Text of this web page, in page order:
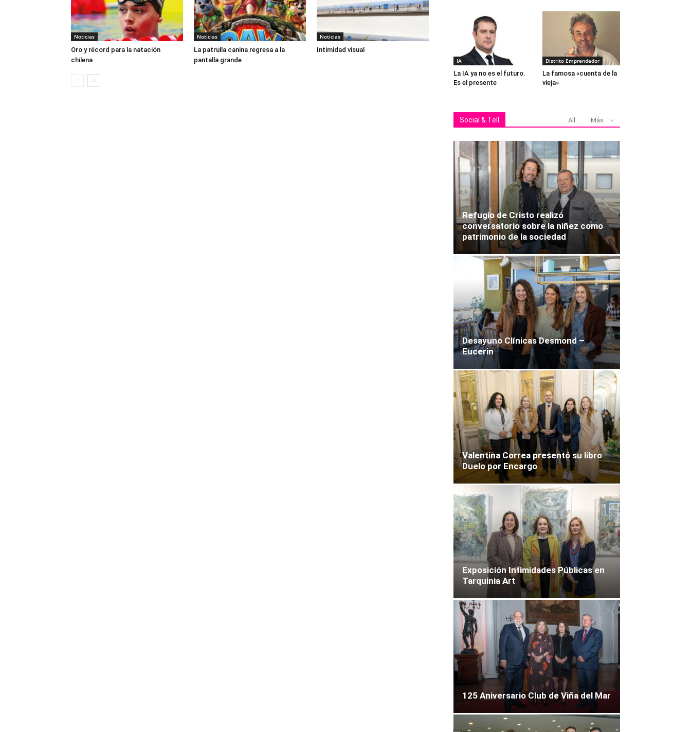
Noticias
Oro y récord para la natación
chilena
Noticias
La patrulla canina regresa a la
pantalla grande
Noticias
Intimidad visual
IA
La IA ya no es el futuro.
Es el presente
Distrito Emprendedor
La famosa «cuenta de la
vieja»
Social & Tell All Más
Refugio de Cristo realizó
conversatorio sobre la niñez como
patrimonio de la sociedad
Desayuno Clínicas Desmond –
Eucerin
Valentina Correa presentó su libro
Duelo por Encargo
Exposición Intimidades Públicas en
Tarquinia Art
125 Aniversario Club de Viña del Mar